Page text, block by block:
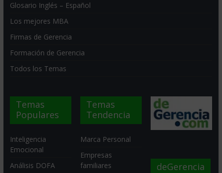
Glosario Inglés – Español
Los mejores MBA
Firmas de Gerencia
Formación de Gerencia
Todos los Temas
Temas
Populares
Inteligencia
Emocional
Análisis DOFA
Temas
Tendencia
Marca Personal
Empresas
familiares
deGerencia